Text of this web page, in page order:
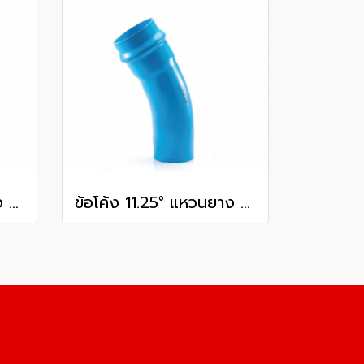
ข้อโค้ง 11.25° แหวนยาง ES1 SCG ขนาด 400 มม. (16 นิ้ว ) ชั้น 13.5 ข้อโค้ง 11.25° แหวนยาง ES1 SCG ขนาด 250 มม. (10 นิ้ว ) ชั้น 13.5